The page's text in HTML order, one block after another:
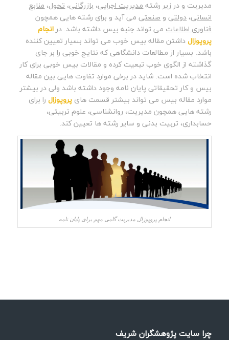
مدیریت و در زیر رشته مدیریت اجرایی، بازرگانی، تحول، منابع
انسانی، دولتیو صنعتیمی آید و برای رشته هایی همچون
فناوری اطلاعات می تواند جنبه بیس داشته باشد. در انجام
پروپوزالداشتن مقاله بیس خوب می تواند بسیار تعیین کننده
باشد. بسیار از مطالعات دانشگاهی که نتایج خوبی را بر جای
گذاشته از الگوی خوب تبعیت کرده و مقالات بیس خوبی برای کار
انتخاب شده است. شاید در برخی موارد تفاوت هایی بین مقاله
بیس و کار تحقیقاتی پایان نامه وجود داشته باشد ولی در بیشتر
موارد مقاله بیس می تواند بیشتر قسمت های پروپوزالرا برای
رشته هایی همچون مدیریت، روانشناسی، علوم تربیتی،
حسابداری، تربیت بدنی و سایر رشته ها تعیین کند.
انجام پروپوزال مدیریت گامی مهم برای پایان نامه
چرا سایت پژوهشگران شریف